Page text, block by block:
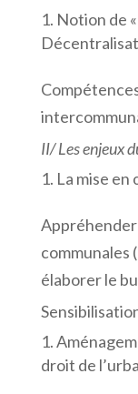
Notion de
II/ Les enjeux
La mise
communales
élaborer le
droit de